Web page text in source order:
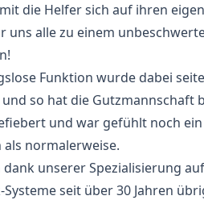
die Helfer sich auf ihren
uns alle zu einem
Funktion wurde dabei
so hat die Gutzmannschaft
und war gefühlt noch
als normalerweise.
dank unserer Spezialisierung
Systeme seit über 30 Jahren